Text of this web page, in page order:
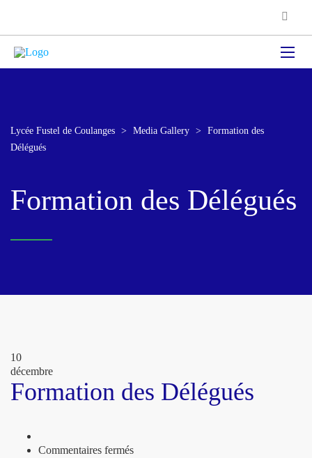
Lycée Fustel de Coulanges > Media Gallery >
Formation des
Délégués
Formation des Délégués
10
décembre
Formation des Délégués
Commentaires ferméssur